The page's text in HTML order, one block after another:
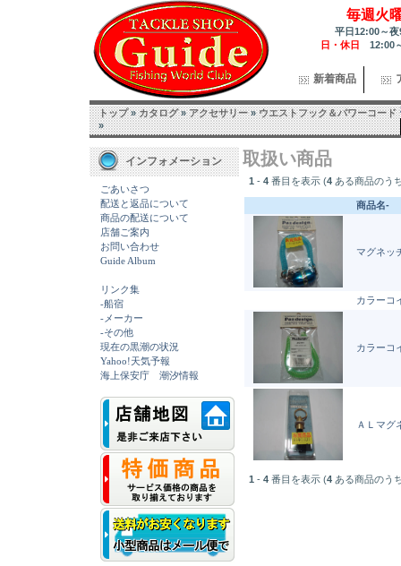
毎週火
平日12:00～
日・休日 12:00
新着商品
トップ»カタログ»アクセサリー»ウエストフック＆パワーコード
»
インフォメーション
ごあいさつ
配送と返品について
商品の配送について
店舗ご案内
お問い合わせ
Guide Album
リンク集
-船宿
-メーカー
-その他
現在の黒潮の状況
Yahoo!天気予報
海上保安庁 潮汐情報
取扱い商品
1 - 4 番目を表示 (4 ある商品のう
商品名-
マグネッ
カラー
カラー
ＡＬマグ
1 - 4 番目を表示 (4 ある商品のう